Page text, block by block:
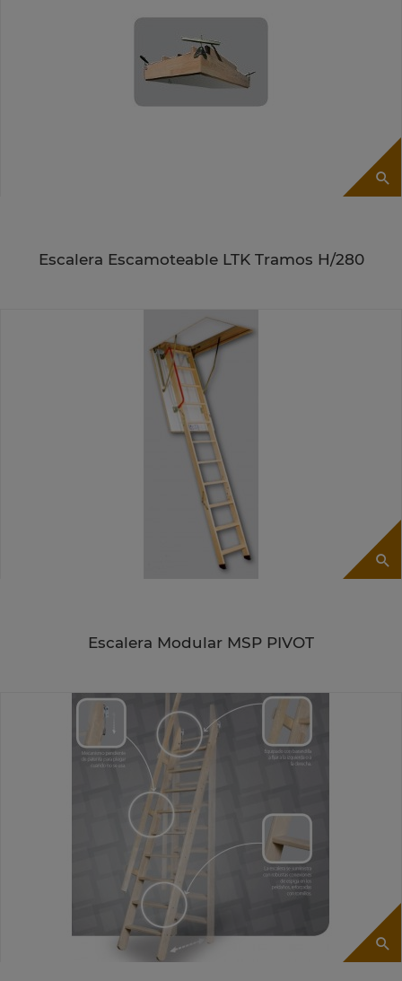
Escalera Escamoteable LTK Tramos H/280
Escalera Modular MSP PIVOT